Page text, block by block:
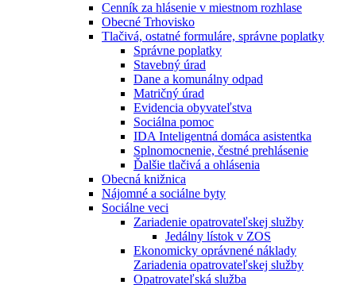
Cenník za hlásenie v miestnom rozhlase
Obecné Trhovisko
Tlačivá, ostatné formuláre, správne poplatky
Správne poplatky
Stavebný úrad
Dane a komunálny odpad
Matričný úrad
Evidencia obyvateľstva
Sociálna pomoc
IDA Inteligentná domáca asistentka
Splnomocnenie, čestné prehlásenie
Ďalšie tlačivá a ohlásenia
Obecná knižnica
Nájomné a sociálne byty
Sociálne veci
Zariadenie opatrovateľskej služby
Jedálny lístok v ZOS
Ekonomicky oprávnené náklady
Zariadenia opatrovateľskej služby
Opatrovateľská služba